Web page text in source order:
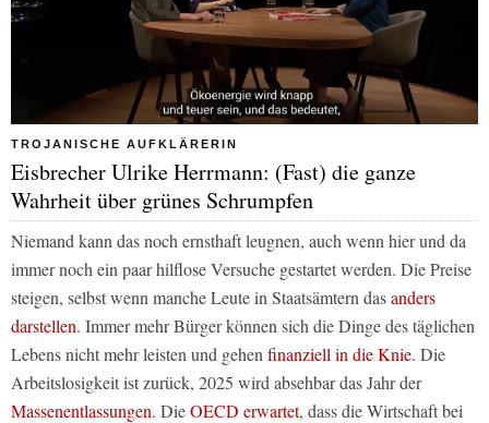
TROJANISCHE AUFKLÄRERIN
Eisbrecher Ulrike Herrmann: (Fast) die ganze
Wahrheit über grünes Schrumpfen
Niemand kann das noch ernsthaft leugnen, auch wenn hier und da
immer noch ein paar hilflose Versuche gestartet werden. Die Preise
steigen, selbst wenn manche Leute in Staatsämtern dasanders
darstellen. Immer mehr Bürger können sich die Dinge des täglichen
Lebens nicht mehr leisten und gehen finanziell in die Knie. Die
Arbeitslosigkeit ist zurück, 2025 wird absehbar das Jahr der
Massenentlassungen. DieOECD erwartet, dass die Wirtschaft bei